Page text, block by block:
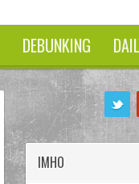
DEBUNKING
IMHO